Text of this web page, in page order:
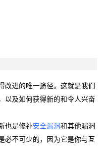
改进的唯一途径。这就是我们
以及如何获得新的和令人兴奋
也是修补安全漏洞和其他漏洞
必不可少的，因为它是你与互